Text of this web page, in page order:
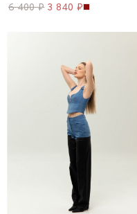
6 400 ₽ 3 840 ₽